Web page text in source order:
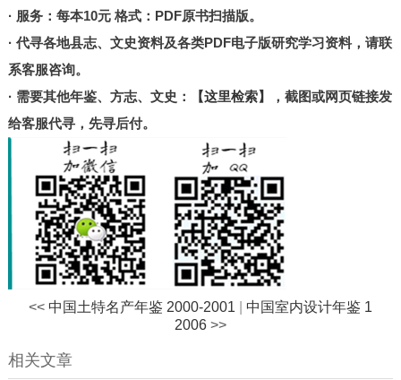
山东
宁夏
台湾
其他
· 服务：每本10元 格式：PDF原书扫描版。
· 代寻各地县志、文史资料及各类PDF电子版研究学习资料，请联
系客服咨询。
· 需要其他年鉴、方志、文史：
【这里检索】
，截图或网页链接发
给客服代寻，先寻后付。
<< 中国土特名产年鉴 2000-2001
中国室内设计年鉴 1
2006>>
相关文章